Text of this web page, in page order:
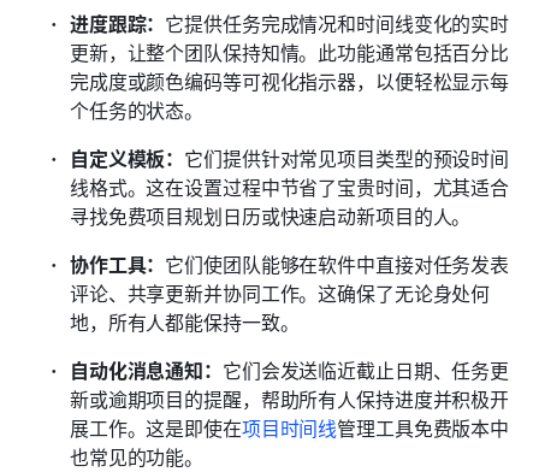
进度跟踪： 它提供任务完成情况和时间线变化的实时
更新，让整个团队保持知情。此功能通常包括百分比
完成度或颜色编码等可视化指示器，以便轻松显示每
个任务的状态。
自定义模板： 它们提供针对常见项目类型的预设时间
线格式。这在设置过程中节省了宝贵时间，尤其适合
寻找免费项目规划日历或快速启动新项目的人。
协作工具： 它们使团队能够在软件中直接对任务发表
评论、共享更新并协同工作。这确保了无论身处何
地，所有人都能保持一致。
自动化消息通知： 它们会发送临近截止日期、任务更
新或逾期项目的提醒，帮助所有人保持进度并积极开
展工作。这是即使在项目时间线管理工具免费版本中
也常见的功能。